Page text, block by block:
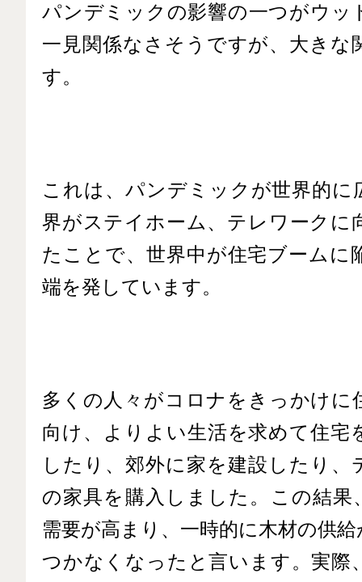
パンデミックの影響の一つがウッ
一見関係なさそうですが、大きな
す。
これは、パンデミックが世界的に
界がステイホーム、テレワークに
たことで、世界中が住宅ブームに
端を発しています。
多くの人々がコロナをきっかけに
向け、よりよい生活を求めて住宅
したり、郊外に家を建設したり、
の家具を購入しました。この結果
需要が高まり、一時的に木材の供
つかなくなったと言います。実際